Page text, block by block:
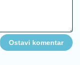
Ostavi komentar